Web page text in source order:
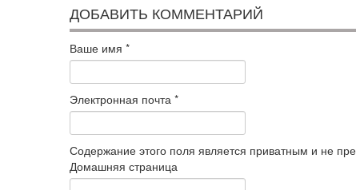
ДОБАВИТЬ КОММЕНТАРИЙ
Ваше имя *
Электронная почта *
Содержание этого поля является приватным и не
Домашняя страница